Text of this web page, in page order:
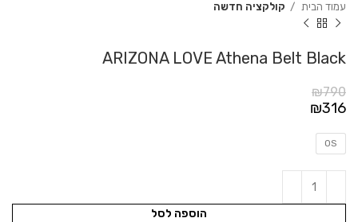
עמוד הבית קולקציה חדשה
ARIZONA LOVE Athena Belt Black
₪790
₪316
OS
הוספה לסל